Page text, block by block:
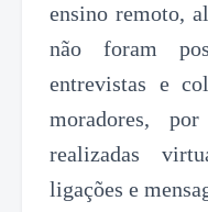
ensino remoto,
não foram
entrevistas e
moradores,
realizadas
ligações e